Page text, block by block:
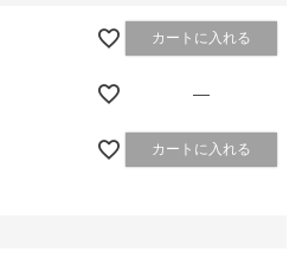
カートに入れる
—
カートに入れる